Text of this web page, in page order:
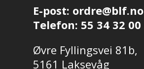
E-post: ordre@blf.no
Telefon: 55 34 32 00
Øvre Fyllingsvei 81b,
5161 Laksevåg